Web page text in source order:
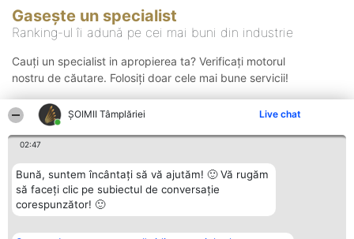
ȘOIMII Tâmplăriei Live chat
02:47
Bună, suntem încântați să vă ajutăm! 🙂 Vă rugăm
să faceți clic pe subiectul de conversație
corespunzător! 🙂
Gasește un specialist
Ranking-ul îi adună pe cei mai buni din industrie
Cauți un specialist in apropierea ta? Verificați motorul
nostru de căutare. Folosiți doar cele mai bune servicii!